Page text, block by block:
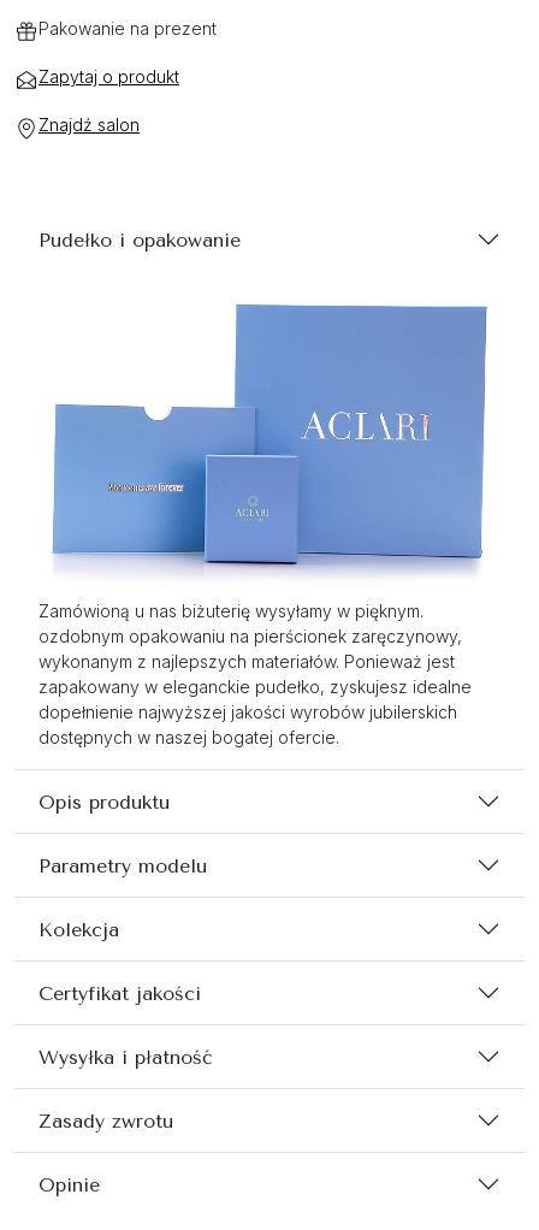
Pakowanie na prezent
Zapytaj o produkt
Znajdź salon
Pudełko i opakowanie
Zamówioną u nas biżuterię wysyłamy w pięknym.
ozdobnym opakowaniu na pierścionek zaręczynowy,
wykonanym z najlepszych materiałów. Ponieważ jest
zapakowany w eleganckie pudełko, zyskujesz idealne
dopełnienie najwyższej jakości wyrobów jubilerskich
dostępnych w naszej bogatej ofercie.
Opis produktu
Parametry modelu
Kolekcja
Certyfikat jakości
Wysyłka i płatność
Zasady zwrotu
Opinie